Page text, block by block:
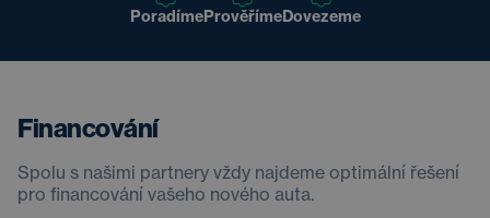
PoradímePrověřímeDovezeme
Financování
Spolu s našimi partnery vždy najdeme optimální řešení
pro financování vašeho nového auta.